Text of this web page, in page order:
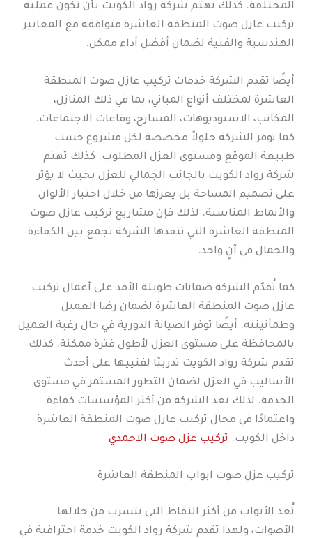
المختلفة. كذلك تهتم شركة رواد الكويت بأن تكون عملية
تركيب عازل صوت المنطقة العاشرة متوافقة مع المعايير
الهندسية والفنية لضمان أفضل أداء ممكن.
أيضًا تقدم الشركة خدمات تركيب عازل صوت المنطقة
العاشرة لمختلف أنواع المباني، بما في ذلك المنازل،
المكاتب، الاستوديوهات، المسارح، وقاعات الاجتماعات.
كما توفر الشركة حلولاً مخصصة لكل مشروع حسب
طبيعة الموقع ومستوى العزل المطلوب. كذلك تهتم
شركة رواد الكويت بالجانب الجمالي للعزل بحيث لا يؤثر
على تصميم المساحة بل يعززها من خلال اختيار الألوان
والأنماط المناسبة. لذلك فإن مشاريع تركيب عازل صوت
المنطقة العاشرة التي تنفذها الشركة تجمع بين الكفاءة
والجمال في آنٍ واحد.
كما تُقدّم الشركة ضمانات طويلة الأمد على أعمال تركيب
عازل صوت المنطقة العاشرة لضمان رضا العميل
وطمأنينته. أيضًا توفر الصيانة الدورية في حال رغبة العميل
بالمحافظة على مستوى العزل لأطول فترة ممكنة. كذلك
تقدم شركة رواد الكويت تدريبًا لفنييها على أحدث
الأساليب في العزل لضمان التطور المستمر في مستوى
الخدمة. لذلك تعد الشركة من أكثر المؤسسات كفاءة
واعتمادًا في مجال تركيب عازل صوت المنطقة العاشرة
داخل الكويت. تركيب عزل صوت الاحمدي
تركيب عزل صوت ابواب المنطقة العاشرة
تُعد الأبواب من أكثر النقاط التي تتسرب من خلالها
الأصوات، ولهذا تقدم شركة رواد الكويت خدمة احترافية في